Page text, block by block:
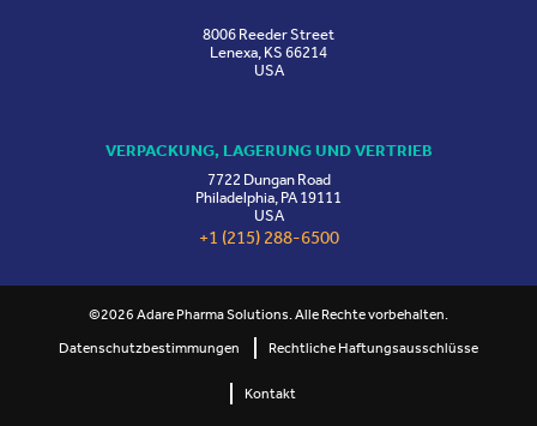
8006 Reeder Street
Lenexa, KS 66214
USA
VERPACKUNG, LAGERUNG UND VERTRIEB
7722 Dungan Road
Philadelphia, PA 19111
USA
+1 (215) 288-6500
©2026 Adare Pharma Solutions. Alle Rechte vorbehalten.
Datenschutzbestimmungen
Rechtliche Haftungsausschlüsse
Kontakt